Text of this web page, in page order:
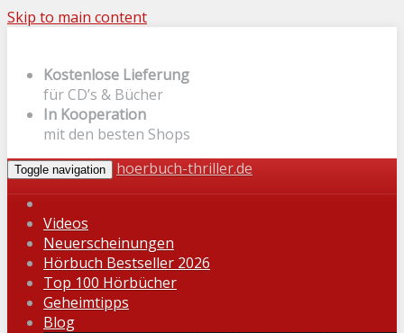
Skip to main content
Kostenlose Lieferung
für CD’s & Bücher
In Kooperation
mit den besten Shops
Toggle navigation hoerbuch-thriller.de
Videos
Neuerscheinungen
Hörbuch Bestseller 2026
Top 100 Hörbücher
Geheimtipps
Blog